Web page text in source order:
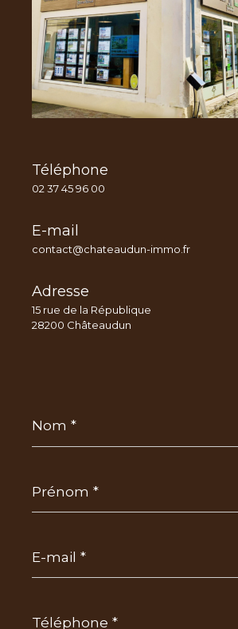
Téléphone
02 37 45 96 00
E-mail
contact@chateaudun-immo.fr
Adresse
15 rue de la République
28200 Châteaudun
*
*